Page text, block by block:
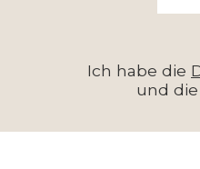
Ich habe die
und die